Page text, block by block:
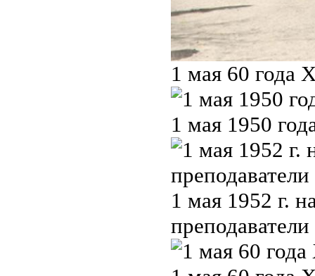
1 мая 60 года
1 мая 1950
1 мая 1952 г.